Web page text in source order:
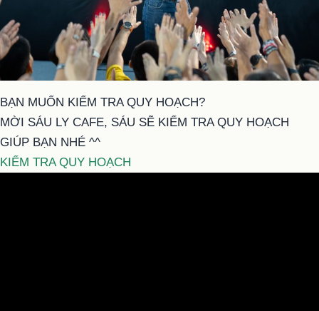
BẠN MUỐN KIỂM TRA QUY HOẠCH?
MỜI SÁU LY CAFE, SÁU SẼ KIỂM TRA QUY HOẠCH
GIÚP BẠN NHÉ ^^
KIỂM TRA QUY HOẠCH